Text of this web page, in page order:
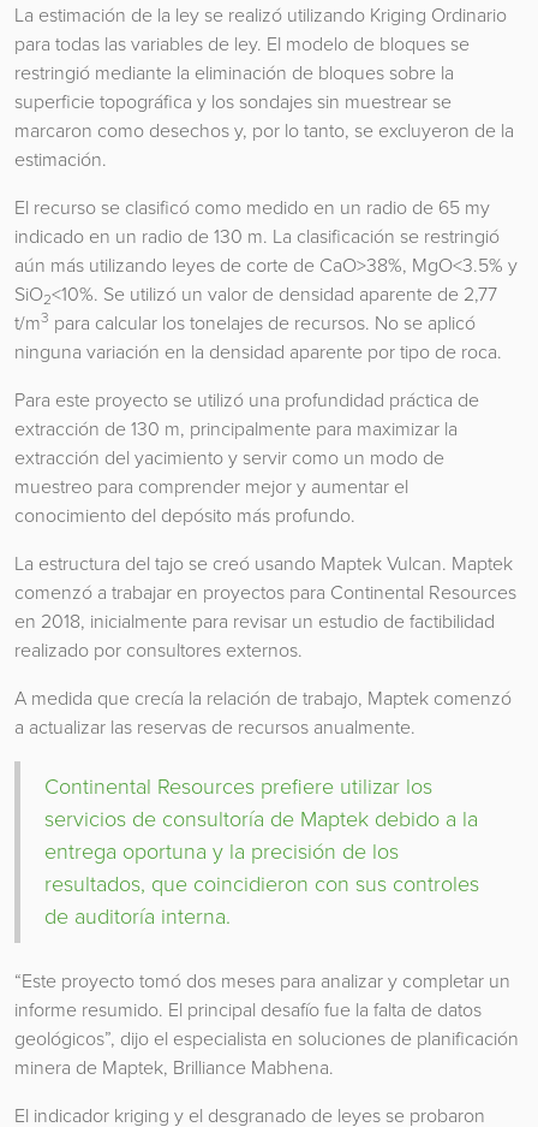
La estimación de la ley se realizó utilizando Kriging Ordinario
para todas las variables de ley. El modelo de bloques se
restringió mediante la eliminación de bloques sobre la
superficie topográfica y los sondajes sin muestrear se
marcaron como desechos y, por lo tanto, se excluyeron de la
estimación.
El recurso se clasificó como medido en un radio de 65 my
indicado en un radio de 130 m. La clasificación se restringió
aún más utilizando leyes de corte de CaO>38%, MgO<3.5% y
SiO2<10%. Se utilizó un valor de densidad aparente de 2,77
t/m3 para calcular los tonelajes de recursos. No se aplicó
ninguna variación en la densidad aparente por tipo de roca.
Para este proyecto se utilizó una profundidad práctica de
extracción de 130 m, principalmente para maximizar la
extracción del yacimiento y servir como un modo de
muestreo para comprender mejor y aumentar el
conocimiento del depósito más profundo.
La estructura del tajo se creó usando Maptek Vulcan. Maptek
comenzó a trabajar en proyectos para Continental Resources
en 2018, inicialmente para revisar un estudio de factibilidad
realizado por consultores externos.
A medida que crecía la relación de trabajo, Maptek comenzó
a actualizar las reservas de recursos anualmente.
Continental Resources prefiere utilizar los
servicios de consultoría de Maptek debido a la
entrega oportuna y la precisión de los
resultados, que coincidieron con sus controles
de auditoría interna.
“Este proyecto tomó dos meses para analizar y completar un
informe resumido. El principal desafío fue la falta de datos
geológicos”, dijo el especialista en soluciones de planificación
minera de Maptek, Brilliance Mabhena.
El indicador kriging y el desgranado de leyes se probaron